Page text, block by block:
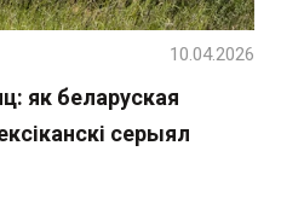
як беларуская
серыял
10.04.2026